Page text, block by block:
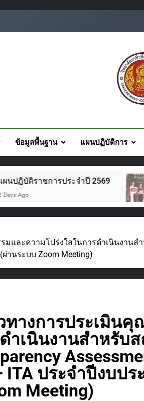
ข้อมูลพื้นฐาน แผนปฏิบัติการ
ราชการประจำปี 2569
ละความโปร่งใสในการดำเนินงานสำ
านระบบ Zoom Meeting)
างการประเมินคุ
ำเนินงานสำหรับ
ITA ประจำปีงบป
Meeting)